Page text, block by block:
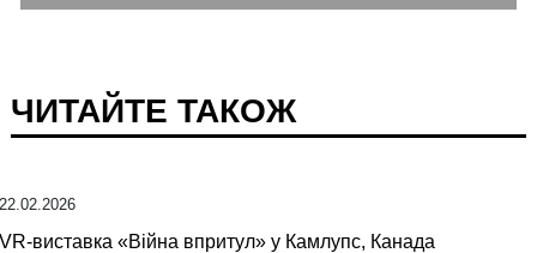
ЧИТАЙТЕ ТАКОЖ
22.02.2026
VR-виставка «Війна впритул» у Камлупс, Канада